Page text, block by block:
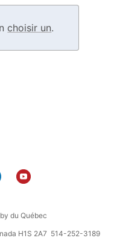
choisir un.
du Québec
H1S 2A7 514-252-3189